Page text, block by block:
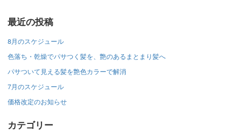
最近の投稿
8月のスケジュール
色落ち・乾燥でパサつく髪を、艶のあるまとまり髪へ
パサついて見える髪を艶色カラーで解消
7月のスケジュール
価格改定のお知らせ
カテゴリー